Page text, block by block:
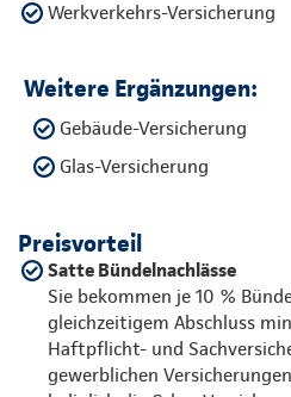
Werkverkehrs-Versicherung
Weitere Ergänzungen:
Gebäude-Versicherung
Glas-Versicherung
Preisvorteil
Satte Bündelnachlässe
Sie bekommen je 10 %
gleichzeitigem Abschluss
Haftpflicht- und
gewerblichen